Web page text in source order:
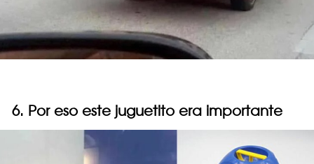
6. Por eso este juguetito era importante